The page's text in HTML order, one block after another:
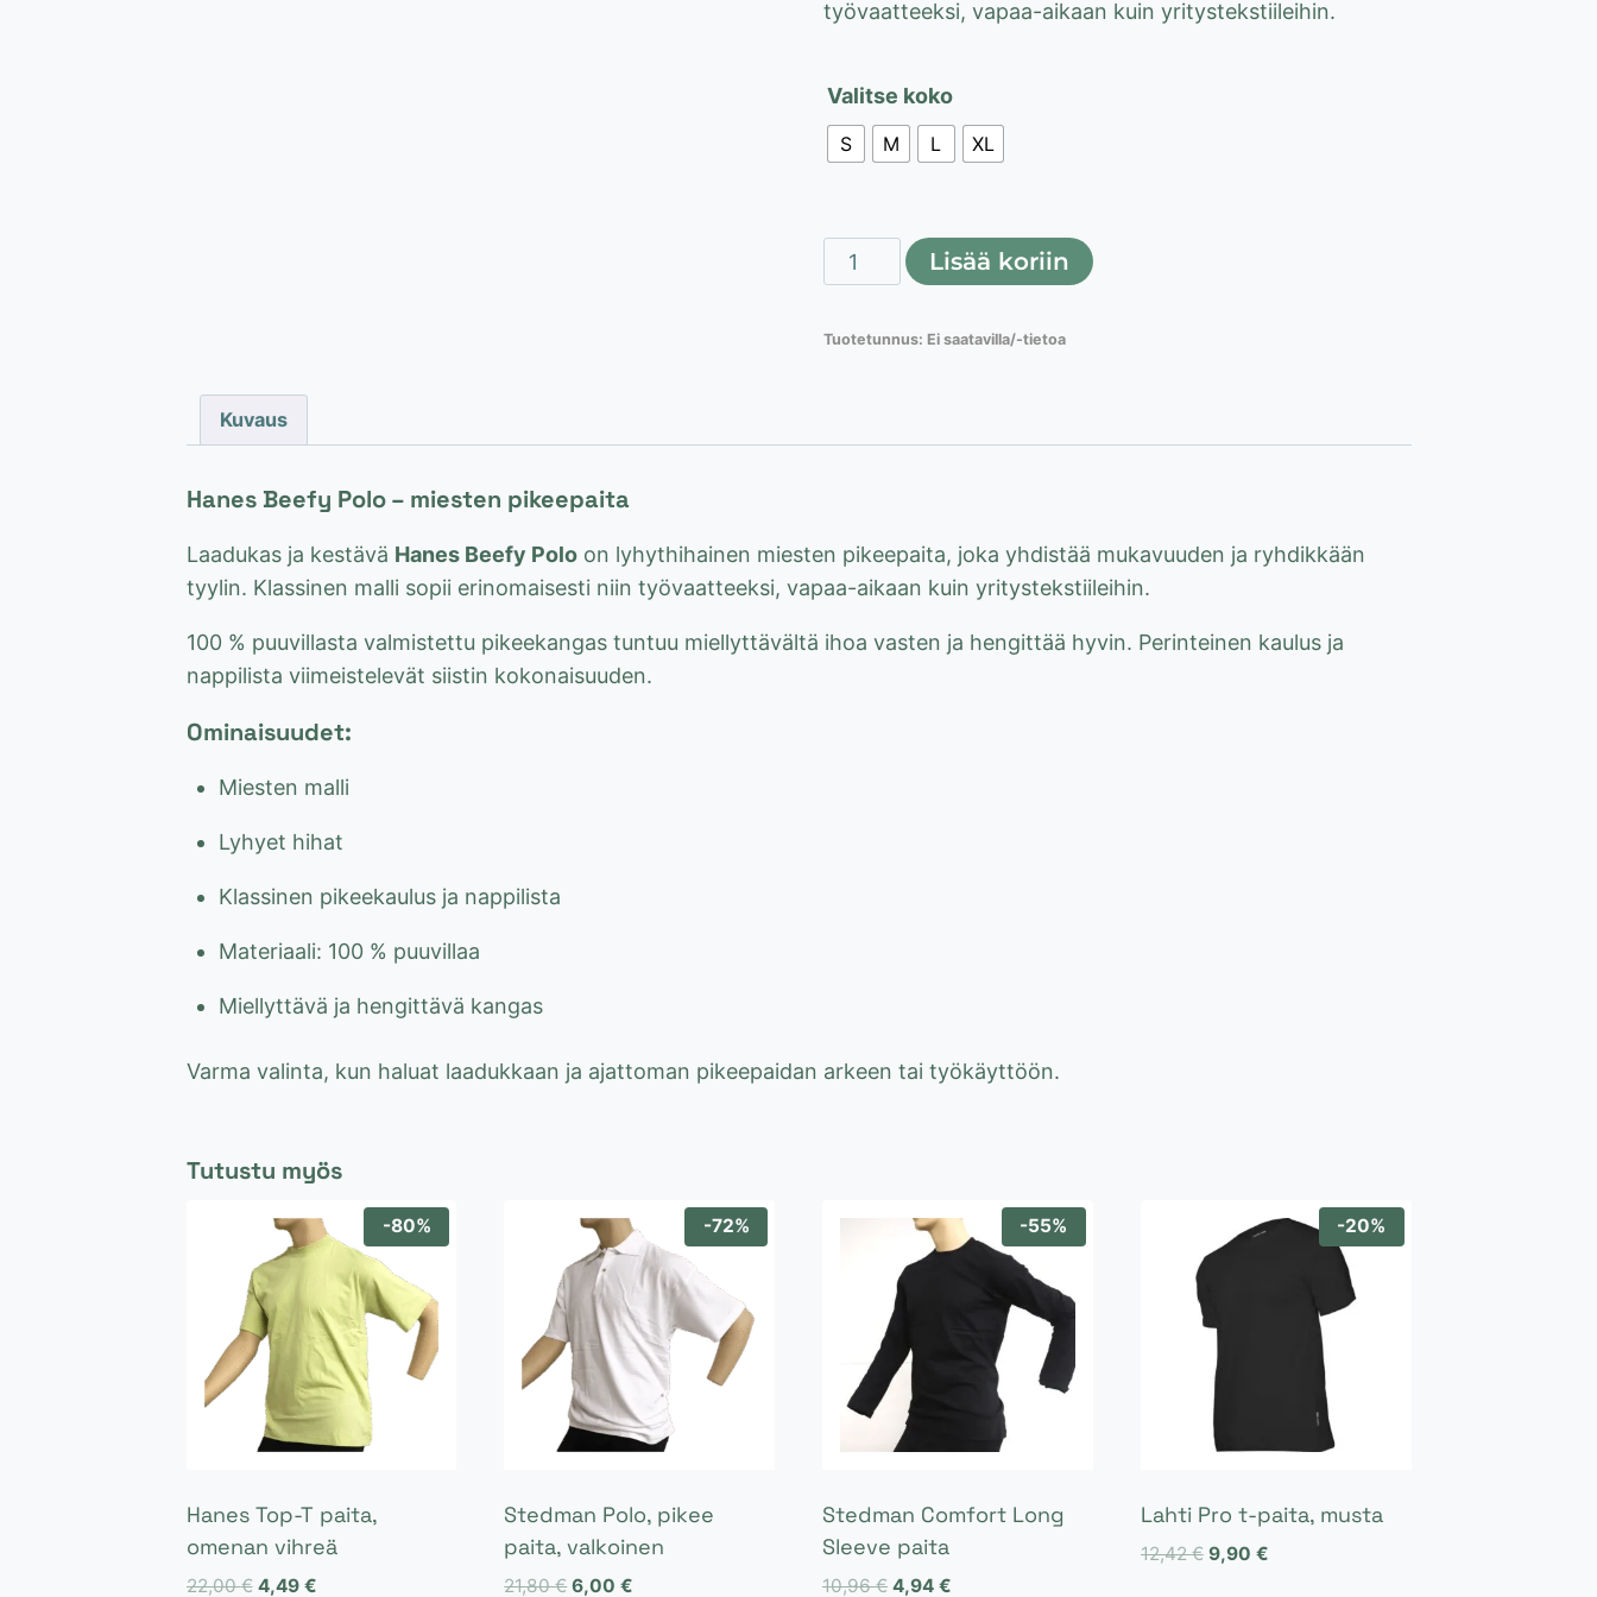
työvaatteeksi, vapaa-aikaan kuin yritystekstiileihin.
Valitse koko
S M L XL
Hanes
Beefy
pikee
määrä
Lisää koriin
Tuotetunnus: Ei saatavilla/-tietoa
Kuvaus
Hanes Beefy Polo – miesten pikeepaita
Laadukas ja kestävä Hanes Beefy Poloon lyhythihainen miesten pikeepaita, joka yhdistää mukavuuden ja ryhdikkään
tyylin. Klassinen malli sopii erinomaisesti niin työvaatteeksi, vapaa-aikaan kuin yritystekstiileihin.
100 % puuvillasta valmistettu pikeekangas tuntuu miellyttävältä ihoa vasten ja hengittää hyvin. Perinteinen kaulus ja
nappilista viimeistelevät siistin kokonaisuuden.
Ominaisuudet:
Miesten malli
Lyhyet hihat
Klassinen pikeekaulus ja nappilista
Materiaali: 100 % puuvillaa
Miellyttävä ja hengittävä kangas
Varma valinta, kun haluat laadukkaan ja ajattoman pikeepaidan arkeen tai työkäyttöön.
Tutustu myös
-80%
Hanes Top-T paita,
omenan vihreä
22,00€ Alkuperäinen
4,49 €Nykyinen
-72%
Stedman Polo, pikee
paita, valkoinen
21,80€ Alkuperäinen
6,00€
-55%
Stedman Comfort Long
Sleeve paita
10,96€ Alkuperäinen
4,94 €
-20%
Lahti Pro t-paita, musta
12,42€ Alkuperäinen
9,90 €Nykyinen